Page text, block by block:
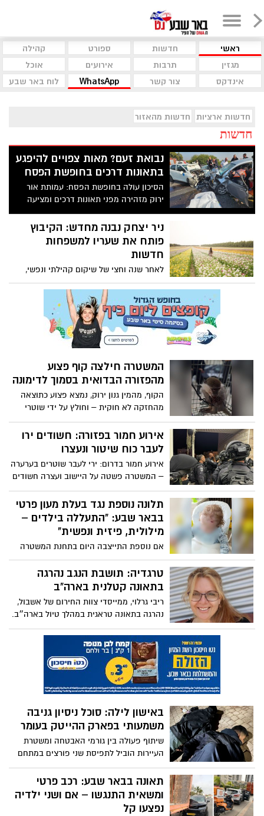
ראשי חדשות ספורט
קהילה
מגזין
תרבות אירועים
אוכל
אינדקס
צור קשר WhatsApp לוח באר שבע
חדשות ארציות חדשות מהאזור
חדשות
נבואת זעם? מאות צפויים להיפגע
בתאונות דרכים בחופשת הפסח
הסיכון עולה בחופשת הפסח: עמותת אור
ירוק מזהירה מפני תאונות דרכים ומציעה
טיפים חשובים לנהיגה בטוחה
ניר יצחק נבנה מחדש: הקיבוץ
פותח את שעריו למשפחות
חדשות
לאחר שנה וחצי של שיקום קהילתי ונפשי,
קיבוץ ניר יצחק מזמין משפחות מכל רחבי
הארץ להצטרף למסע של תקווה והתחדשות
– ולגלות קהילה שמרימה את עצמה מהשבר,
עם לב פתוח ודלתות פתוחות
המשטרה חילצה קוף פצוע
מהפזורה הבדואית בסמוך לדימונה
הקוף, מהמין גנון ירוק, נמצא פצוע כתוצאה
מהחזקה לא חוקית – וחולץ על ידי שוטרי
תחנת דימונה בשיתוף פקחי רשות הטבע
והגנים. ברשות מזהירים: "החזקה פרטית של
חיות בר מסוכנת לבני אדם ולבעלי החיים
אירוע חמור בפזורה: חשודים ירו
לעבר כוח שיטור ונעצרו
אירוע חמור בדרום: ירי לעבר שוטרים בערערה
– המשטרה פשטה על היישוב ועצרה חשודים
תלונה נוספת נגד בעלת מעון פרטי
בבאר שבע: "התעללה בילדים –
מילולית, פיזית ונפשית"
אם נוספת התייצבה היום בתחנת המשטרה
והגישה תלונה נגד אותה בעלת משפחתון
פרטית בעיר, שעליה כבר דווח אתמול. בשיחה
בלעדית ל'באר שבע נט', היא חושפת הקלטות
לילדים והשאירה אותם לבכות ללא מענה"
טרגדיה: תושבת הנגב נהרגה
בתאונה קטלנית בארה"ב
ריבי גרלוי, ממייסדי צוות החירום של אשבול,
נהרגה בתאונה טראגית במהלך טיול בארה״ב.
המועצה האזורית מרחבים: "אובדן קשה של
דמות אהובה ופעילה בקהילה"
באישון לילה: סוכל ניסיון גניבה
משמעותי בפארק ההייטק בעומר
שיתוף פעולה בין גורמי האבטחה ומשטרת
העיירות הוביל לתפיסת שני פורצים במתחם
ההייטק בעומר, כשברשותם ציוד גנוב. ראש
המועצה: "נפעל בנחישות ובאפס סובלנות
לעבירות רכוש"
תאונה בבאר שבע: רכב פרטי
ומשאית התנגשו – אם ושני ילדיה
נפצעו קל